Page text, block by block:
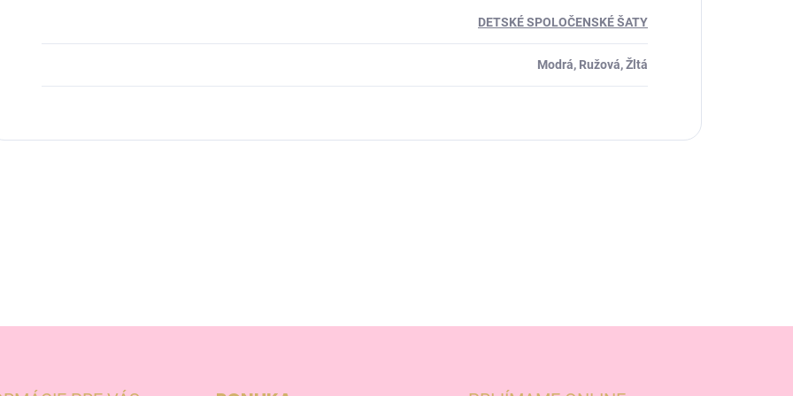
DETSKÉ SPOLOČENSKÉ ŠATY
Modrá, Ružová, Žltá